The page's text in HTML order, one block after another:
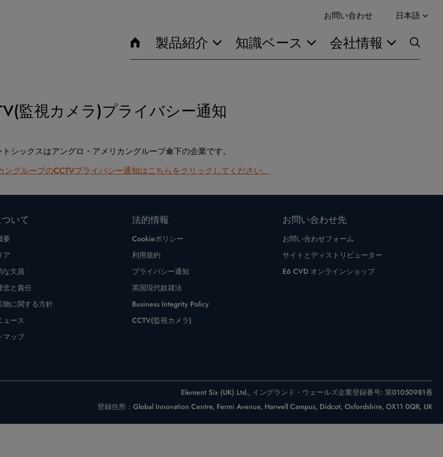
お問い合わせ 日本語
製品紹介 知識ベース 会社情報
監視カメラ)プライバシー通知
シックスはアングロ・アメリカングループ傘下の企業です。
グループのCCTVプライバシー通知はこちらをクリックしてください。
いて
要
ア
な欠員
念と責任
物に関する方針
ュース
マップ
法的情報
Cookieポリシー
利用規約
プライバシー通知
英国現代奴隷法
Business Integrity Policy
CCTV(監視カメラ)
お問い合わせ先
お問い合わせフォーム
サイトとディストリビューター
E6 CVD オンラインショップ
Element Six (UK) Ltd., イングランド・ウェールズ企業登録番号: 第01050981番
登録住所：Global Innovation Centre, Fermi Avenue, Harwell Campus, Didcot, Oxfordshire, OX11 0QR, UK